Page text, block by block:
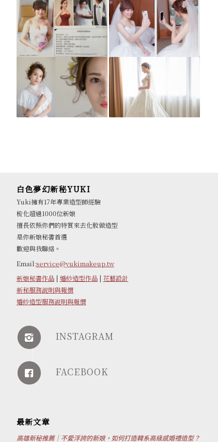
白色夢幻新秘YUKI
Yuki擁有17年專業造型師經驗
梳化超過1000位新娘
擅長依照你們的特質來去化妝做造型
是你新娘秘書首選
歡迎與我聯絡。
Email:service@yukimakeup.tw
新娘秘書作品| 婚紗造型作品| 花藝設計
新秘服務說明與報價
婚紗造型服務說明與報價
INSTAGRAM
FACEBOOK
最新文章
高雄新秘推薦｜不愛浮誇的新娘，如何打造韓系高級感婚禮造型？